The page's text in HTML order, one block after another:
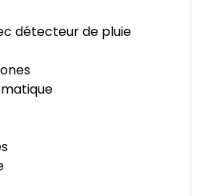
détecteur de pluie